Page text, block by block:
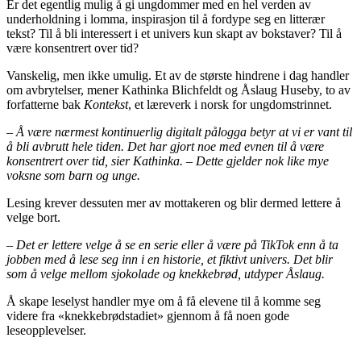
Er det egentlig mulig å gi ungdommer med en hel verden av
underholdning i lomma, inspirasjon til å fordype seg en litterær
tekst? Til å bli interessert i et univers kun skapt av bokstaver? Til å
være konsentrert over tid?
Vanskelig, men ikke umulig. Et av de største hindrene i dag handler
om avbrytelser, mener Kathinka Blichfeldt og Åslaug Huseby, to av
forfatterne bak Kontekst, et læreverk i norsk for ungdomstrinnet.
– Å være nærmest kontinuerlig digitalt pålogga betyr at vi er vant til
å bli avbrutt hele tiden. Det har gjort noe med evnen til å være
konsentrert over tid, sier Kathinka. – Dette gjelder nok like mye
voksne som barn og unge.
Lesing krever dessuten mer av mottakeren og blir dermed lettere å
velge bort.
– Det er lettere velge å se en serie eller å være på TikTok enn å ta
jobben med å lese seg inn i en historie, et fiktivt univers. Det blir
som å velge mellom sjokolade og knekkebrød, utdyper Åslaug.
Å skape leselyst handler mye om å få elevene til å komme seg
videre fra «knekkebrødstadiet» gjennom å få noen gode
leseopplevelser.